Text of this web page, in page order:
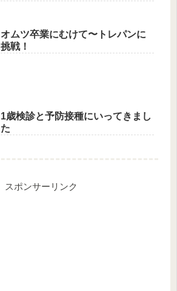
オムツ卒業にむけて〜トレパンに
挑戦！
1歳検診と予防接種にいってきまし
た
スポンサーリンク